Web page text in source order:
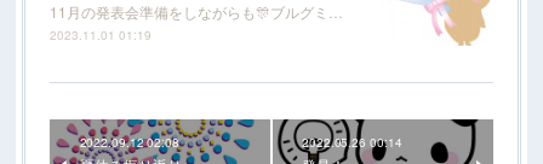
11月の発表会準備をしながらも🎊ブルグミ…
2023.11.01 01:19
2022.09.12 02:08 2022.05.26 00:14